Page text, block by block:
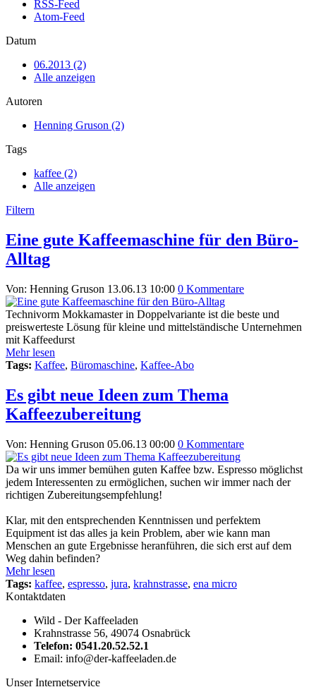
RSS-Feed
Atom-Feed
Datum
06.2013 (2)
Alle anzeigen
Autoren
Henning Gruson (2)
Tags
kaffee (2)
Alle anzeigen
Filtern
Eine gute Kaffeemaschine für den Büro-
Alltag
Von: Henning Gruson 13.06.13 10:00 0 Kommentare
Technivorm Mokkamaster in Doppelvariante ist die beste und
preiswerteste Lösung für kleine und mittelständische Unternehmen
mit Kaffeedurst
Mehr lesen
Tags: Kaffee, Büromaschine, Kaffee-Abo
Es gibt neue Ideen zum Thema
Kaffeezubereitung
Von: Henning Gruson 05.06.13 00:00 0 Kommentare
Da wir uns immer bemühen guten Kaffee bzw. Espresso möglichst
jedem Interessenten zu ermöglichen, suchen wir immer nach der
richtigen Zubereitungsempfehlung!
Klar, mit den entsprechenden Kenntnissen und perfektem
Equipment ist das alles ja kein Problem, aber wie kann man
Menschen an gute Ergebnisse heranführen, die sich erst auf dem
Weg dahin befinden?
Mehr lesen
Tags: kaffee, espresso, jura, krahnstrasse, ena micro
Kontaktdaten
Wild - Der Kaffeeladen
Krahnstrasse 56, 49074 Osnabrück
Telefon: 0541.20.52.52.1
Email: info@der-kaffeeladen.de
Unser Internetservice